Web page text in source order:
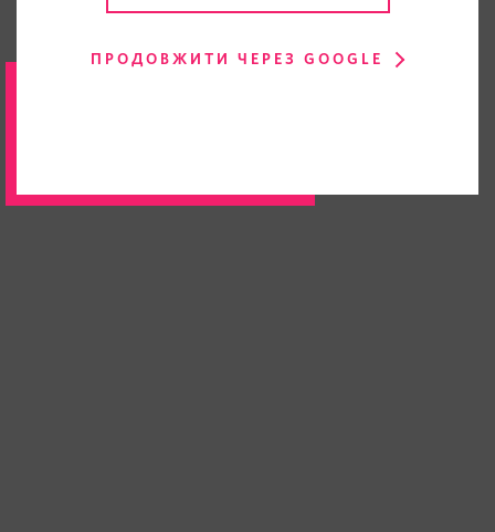
ПРОДОВЖИТИ ЧЕРЕЗ GOOGLE